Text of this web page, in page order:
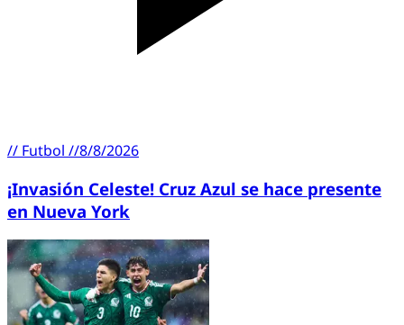
// Futbol //8/8/2026
¡Invasión Celeste! Cruz Azul se hace presente
en Nueva York